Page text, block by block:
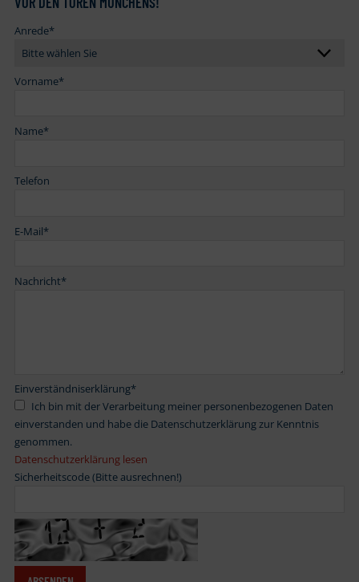
Anrede*
Vorname*
Name*
Telefon
E-Mail*
Nachricht*
Einverständniserklärung*
einverstanden und habe die Datenschutzerklärung zur Kenntnis
genommen.
Datenschutzerklärung lesen
Sicherheitscode (Bitte ausrechnen!)